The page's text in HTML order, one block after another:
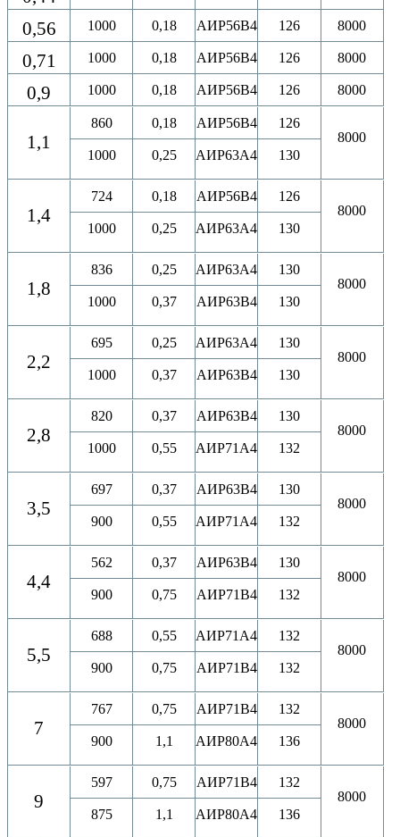
0,56 1000 0,18 АИР56B4 126 8000
0,71 1000 0,18 АИР56B4 126 8000
0,9 1000 0,18 АИР56B4 126 8000
1,1
860
1000
0,18
0,25
АИР56B4
АИР63A4
126
130
8000
1,4
724
1000
0,18
0,25
АИР56B4
АИР63A4
126
130
8000
1,8
836
1000
0,25
0,37
АИР63A4
АИР63B4
130
130
8000
2,2
695
1000
0,25
0,37
АИР63A4
АИР63B4
130
130
8000
2,8
820
1000
0,37
0,55
АИР63B4
АИР71A4
130
132
8000
3,5
697
900
0,37
0,55
АИР63B4
АИР71A4
130
132
8000
4,4
562
900
0,37
0,75
АИР63B4
АИР71B4
130
132
8000
5,5
688
900
0,55
0,75
АИР71A4
АИР71B4
132
132
8000
7
767
900
0,75
1,1
АИР71B4
АИР80A4
132
136
8000
9
597
875
0,75
1,1
АИР71B4
АИР80A4
132
136
8000